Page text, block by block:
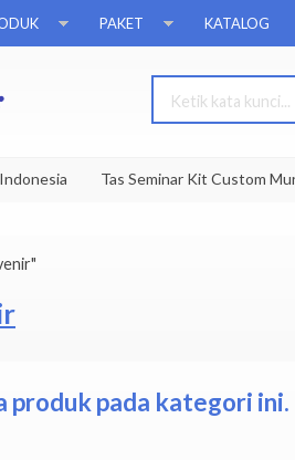
PAKET KATALOG
Tas Seminar Kit Custom Murah
produk pada kategori ini.